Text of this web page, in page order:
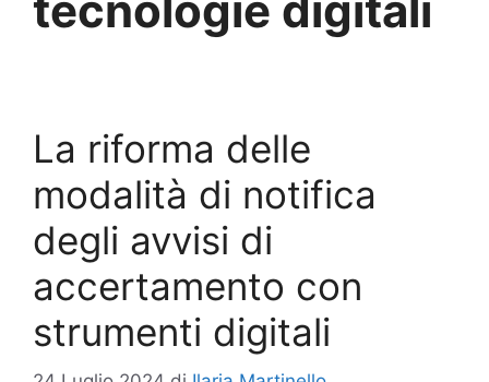
La riforma delle
modalità di notifica
degli avvisi di
accertamento con
strumenti digitali